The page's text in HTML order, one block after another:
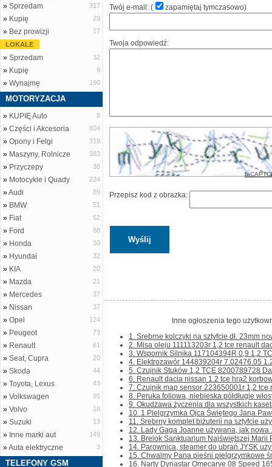
» Sprzedam 317
» Kupię 29
» Bez prowizji
17
LOKALE
» Sprzedam 32
» Kupię 9
» Wynajmę 190
MOTORYZACJA
» KUPIĘ Auto 8
» Części i Akcesoria 804
» Opony i Felgi 319
» Maszyny, Rolnicze 383
» Przyczepy 38
» Motocykle i Quady 224
»Audi 89
» BMW 51
» Fiat 52
» Ford 88
» Honda 30
» Hyundai 32
» KIA 20
» Mazda 21
» Mercedes 37
» Nissan 37
» Opel 124
» Peugeot 73
» Renault 61
» Seat, Cupra 20
» Skoda 44
» Toyota, Lexus 43
» Volkswagen 95
» Volvo 18
» Suzuki 13
» Inne marki aut 149
»Auta elektryczne 3
TELEFONY GSM
Twój e-mail: ( zapamiętaj tymczasowo)
Twoja odpowiedź:
Przepisz kod z obrazka:
Inne ogłoszenia tego
1. Srebrne kolczyki na sztyfcie dł. 23mm
2. Misa oleju 111113203r 1,2 tce renault
3. Wspornik Silnika 117104394R 0,9 1,2
4. Elektrozawór 144839204r 7.02476.05
5. Czujnik Stuków 1,2 TCE 8200789728
6. Renault dacia nissan 1.2 tce hra2
7. Czujnik map sensor 223650001r 1,2 tce
8. Peruka foliowa, niebieska półdługie
9. Okudżawa życzenia dla wszystkich
10. 1 Pielgrzymka Ojca Świętego Jana
11. Srebrny komplet biżuterii na sztyfcie
12. Lady Gaga Joanne używana, jak nowa
13. Brelok Sanktuarium Najświętszej Marii
14. Parownica, steamer do ubrań JYSK
15. Chwalmy Pana pieśni pielgrzymkowe
16. Narty Dynastar Omecarve 08 Speed